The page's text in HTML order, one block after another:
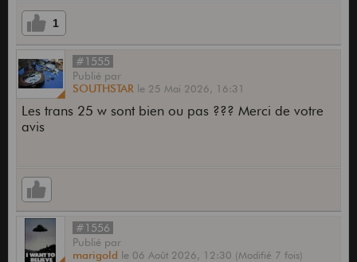
1
#1555
Publié par
SOUTHSTAR le 25 Mai 2026, 16:31
Les trans 25 w sont bien ou pas ??? Merci de votre
avis
#1556
Publié par
marigold le 06 Août 2026, 12:30 (Modifié 7 fois)